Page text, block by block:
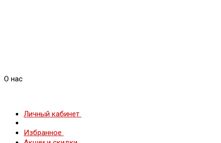
О нас
Личный кабинет
Избранное